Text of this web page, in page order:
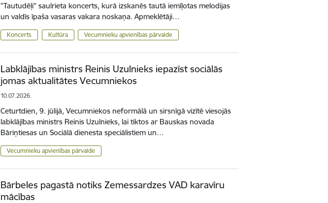
"Tautudēļi" saulrieta koncerts, kurā izskanēs tautā iemīļotas melodijas
un valdīs īpaša vasaras vakara noskaņa. Apmeklētāji…
Koncerts Kultūra Vecumnieku apvienības pārvalde
Labklājības ministrs Reinis Uzulnieks iepazīst sociālās
jomas aktualitātes Vecumniekos
10.07.2026.
Ceturtdien, 9. jūlijā, Vecumniekos neformālā un sirsnīgā vizītē viesojās
labklājības ministrs Reinis Uzulnieks, lai tiktos ar Bauskas novada
Bāriņtiesas un Sociālā dienesta speciālistiem un…
Vecumnieku apvienības pārvalde
Bārbeles pagastā notiks Zemessardzes VAD karavīru
mācības